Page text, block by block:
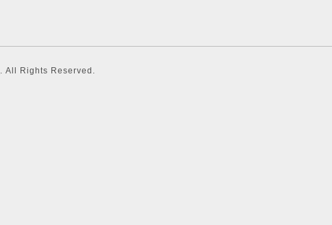
. All Rights Reserved.